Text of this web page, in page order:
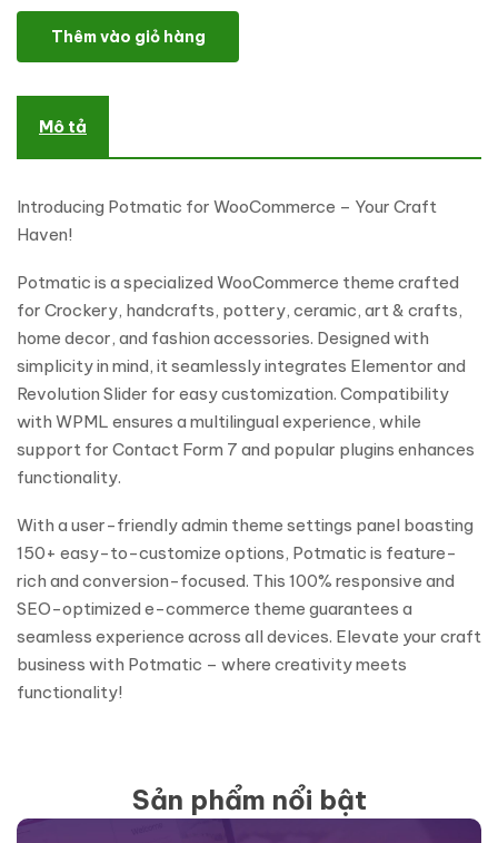
Potmatic - Crafted WooCommerce Theme For Crockery,
Thêm vào giỏ hàng
Mô tả
Introducing Potmatic for WooCommerce – Your Craft
Haven!
Potmatic is a specialized WooCommerce theme crafted
for Crockery, handcrafts, pottery, ceramic, art & crafts,
home decor, and fashion accessories. Designed with
simplicity in mind, it seamlessly integrates Elementor and
Revolution Slider for easy customization. Compatibility
with WPML ensures a multilingual experience, while
support for Contact Form 7 and popular plugins enhances
functionality.
With a user-friendly admin theme settings panel boasting
150+ easy-to-customize options, Potmatic is feature-
rich and conversion-focused. This 100% responsive and
SEO-optimized e-commerce theme guarantees a
seamless experience across all devices. Elevate your craft
business with Potmatic – where creativity meets
functionality!
Sản phẩm nổi bật